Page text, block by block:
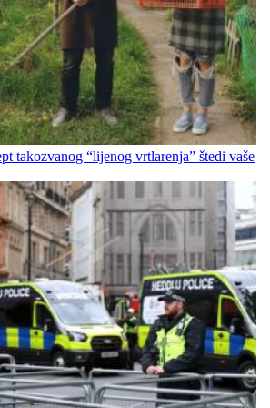
takozvanog “lijenog vrtlarenja” štedi vaše